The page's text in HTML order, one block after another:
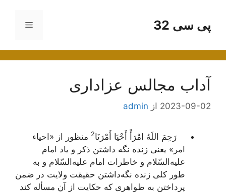
محتواپی سی 32 فهرست
آداب مجالس عزاداری
2023-09-02 از admin
رَحِمَ اللَهُ امْرَأً أَحْیَا أَمْرَنَا2 منظور از «احیاء
امر» یعنی زنده نگه داشتن ذکر و یاد امام
علیه‌السّلام و خاطرات امام علیه‌السّلام و به
طور کلی زنده نگه‌داشتن حقیقت ولایت در ضمن
پرداختن به ظواهری که حکایت از آن مسأله کند